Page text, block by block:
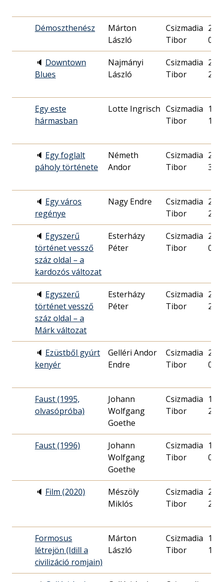
Démoszthenész
Márton
László
Csizmadia
Tibor
05.
🔈 Downtown
Blues
Najmányi
László
Csizmadia
Tibor
21.
Egy este
hármasban
Lotte Ingrisch Csizmadia
Tibor
14.
🔈 Egy foglalt
páholy története
Németh
Andor
Csizmadia
Tibor
30.
🔈 Egy város
regénye
Nagy Endre
Csizmadia
Tibor
21.
🔈 Egyszerű
történet vessző
száz oldal – a
kardozós változat
Esterházy
Péter
Csizmadia
Tibor
03.
🔈 Egyszerű
történet vessző
száz oldal – a
Márk változat
Esterházy
Péter
Csizmadia
Tibor
21.
🔈 Ezüstből gyúrt
kenyér
Gelléri Andor
Endre
Csizmadia
Tibor
02.
Faust (1995,
olvasópróba)
Johann
Wolfgang
Goethe
Csizmadia
Tibor
25.
Faust (1996)
Johann
Wolfgang
Goethe
Csizmadia
Tibor
09.
🔈 Film (2020)
Mészöly
Miklós
Csizmadia
Tibor
25.
Formosus
létrejön (Idill a
civilizáció romjain)
Márton
László
Csizmadia
Tibor
12.